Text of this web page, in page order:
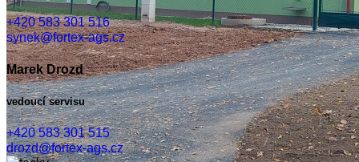
+420 583 301 516
synek@fortex-ags.cz
Marek Drozd
vedoucí servisu
+420 583 301 515
drozd@fortex-ags.cz